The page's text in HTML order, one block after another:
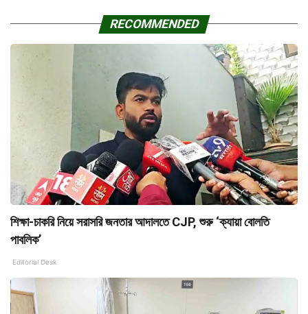
RECOMMENDED
শিক্ষা-চাকরি নিয়ে সরাসরি জনতার আদালতে CJP, শুরু ‘ক্যায়া বোলতি
পাবলিক’
Editorial Desk